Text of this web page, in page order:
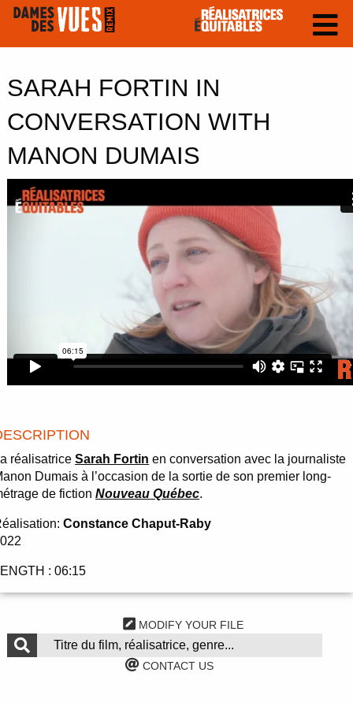
SARAH FORTIN IN
CONVERSATION WITH
MANON DUMAIS
réalisatriceSarah Fortin en conversation avec la journaliste
Dumais à l’occasion de la sortie de son premier long-
de fictionNouveau Québec.
Constance Chaput-Raby
: 06:15
MODIFY YOUR FILE
CONTACT US